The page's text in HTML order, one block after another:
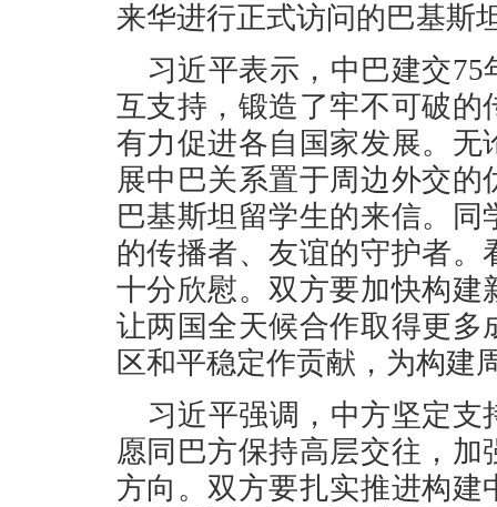
来华进行正式访问的巴基斯
习近平表示，中巴建交
互支持，锻造了牢不可破
有力促进各自国家发展。
展中巴关系置于周边外交
巴基斯坦留学生的来信。
的传播者、友谊的守护者
十分欣慰。双方要加快构
让两国全天候合作取得更
区和平稳定作贡献，为构建
习近平强调，中方坚定
愿同巴方保持高层交往，
方向。双方要扎实推进构